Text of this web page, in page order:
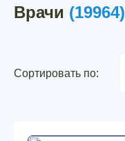
Врачи (19964)
Сортировать по: